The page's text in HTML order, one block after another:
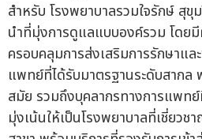
สำหรับ โรงพยาบาลรวมใจรักษ์ สุขุ
นำที่มุ่งการดูแลแบบองค์รวม โดย
ครอบคลุมการส่งเสริมการรักษาแ
แพทย์ที่ได้รับมาตรฐานระดับสากล
สมัย รวมถึงบุคลากรทางการแพท
มุ่งเน้นให้เป็นโรงพยาบาลที่เชี่ยวช